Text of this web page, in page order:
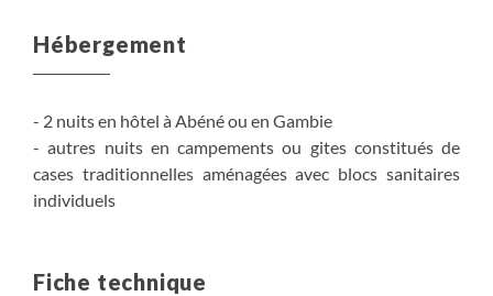
Hébergement
- 2 nuits en hôtel à Abéné ou en Gambie
- autres nuits en campements ou gites constitués de
cases traditionnelles aménagées avec blocs sanitaires
individuels
Fiche technique